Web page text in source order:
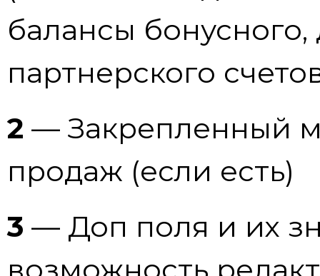
балансы
партнерского
2 — Закрепленный
продаж (если есть)
3 — Доп поля и их